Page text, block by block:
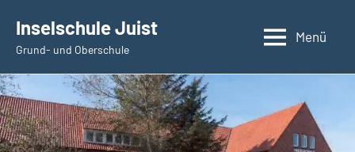
Inhalt
springen
Inselschule Juist
Grund- und Oberschule
Menü